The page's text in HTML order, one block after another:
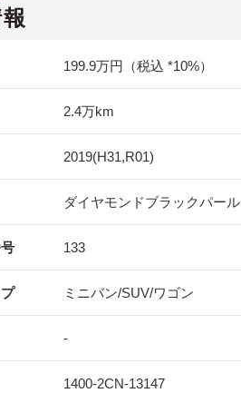
199.9万円（税込 *10%）
2.4万km
2019(H31,R01)
ダイヤモンドブラックパール
133
ミニバン/SUV/ワゴン
-
1400-2CN-13147